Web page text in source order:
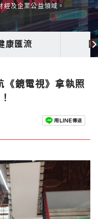
經及企業公益領域。
康匯流
《鏡電視》拿執照